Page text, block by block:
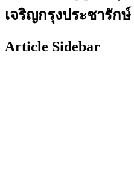
เจริญกรุงประชารัก
Article Sidebar